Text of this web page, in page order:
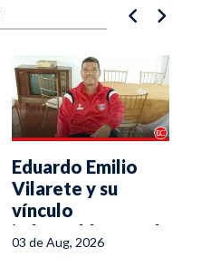
Eduardo Emilio
Vilarete y su
vínculo
imborrable con el
Deportes Tolima e
03 de Aug, 2026